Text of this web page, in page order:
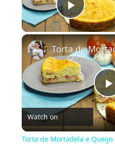
Play
Watch on
Torta de Mortadela e